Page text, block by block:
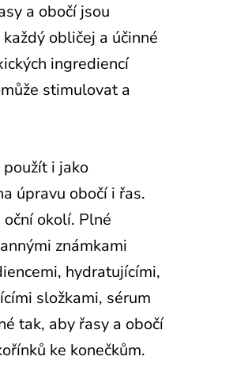
a obočí jsou
obličej a účinné
ingrediencí
stimulovat a
i jako
úpravu obočí i řas.
okolí. Plné
známkami
hydratujícími,
složkami, sérum
tak, aby řasy a obočí
ke konečkům.